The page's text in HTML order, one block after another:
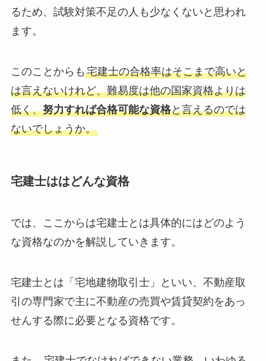
るため、試験対策不足の人も少なくないと思われ
ます。
このことからも 宅建士の合格率はそこまで高いと
は言えないけれど、難易度は他の国家資格よりは
低く、努力すれば合格可能な資格と言えるのでは
ないでしょうか。
宅建士ははどんな資格
では、ここからは宅建士とは具体的にはどのよう
な資格なのかを解説していきます。
宅建士とは「宅地建物取引士」といい、不動産取
引の専門家で主に不動産の売買や賃貸契約をあっ
せんする際に必要となる資格です。